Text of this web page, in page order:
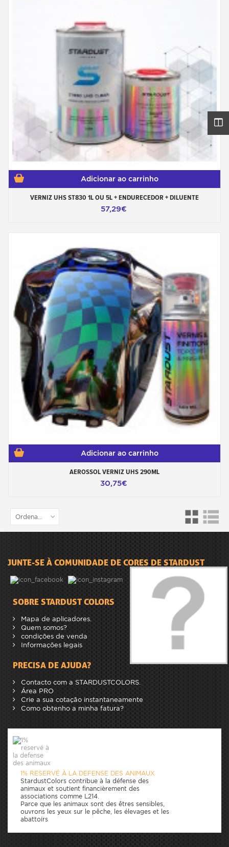
Adicionar ao carrinho
VERNIZ UHS ST830 1L OU 5L + ENDURECEDOR + DILUENTE
57,29€
Adicionar ao carrinho
AEROSSOL VERNIZ UHS 290ML
30,75€
Ordenar por
JUNTE-SE À COMUNIDADE DE CORES DE STARDUST
SOBRE STARDUST COLORS
Mapa de aplicadores.
Quem somos?
condições de venda
Informações legais
PRECISA DE AJUDA?
Contacto com a STARDUSTCOLORS.
Área PRO
Crie a sua cotação instantaneamente
Como obtenho a minha fatura?
1% RESERVÉ À LA DEFENSE DES ANIMAUX
StardustColors contribue à la défense des
animaux et soutient financièrement des
associations comme L214.
Parce que les animaux sont des êtres sensibles,
ouvrons les yeux sur le pêche, les élevages et les
abattoirs